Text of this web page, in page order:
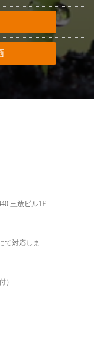
三放ビル1F
て対応しま
）